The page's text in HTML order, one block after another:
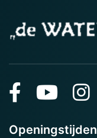
Openingstijden